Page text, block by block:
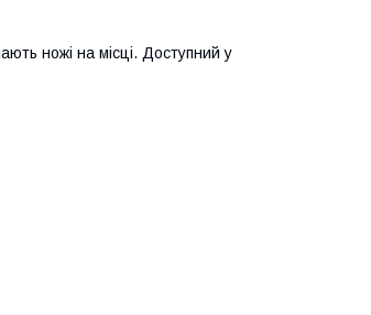
ножі на місці. Доступний у